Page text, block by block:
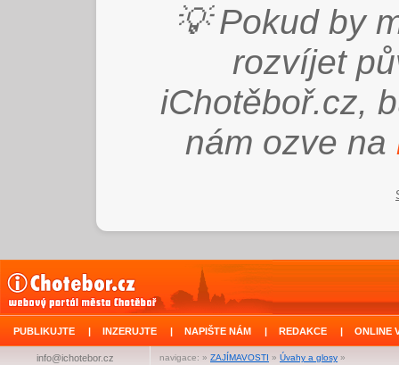
💡 Pokud by
rozvíjet
iChotěboř.cz,
nám ozve na
PUBLIKUJTE | INZERUJTE | NAPIŠTE NÁM | REDAKCE | ONLINE
navigace: » ZAJÍMAVOSTI » Úvahy a glosy »
info@ichotebor.cz